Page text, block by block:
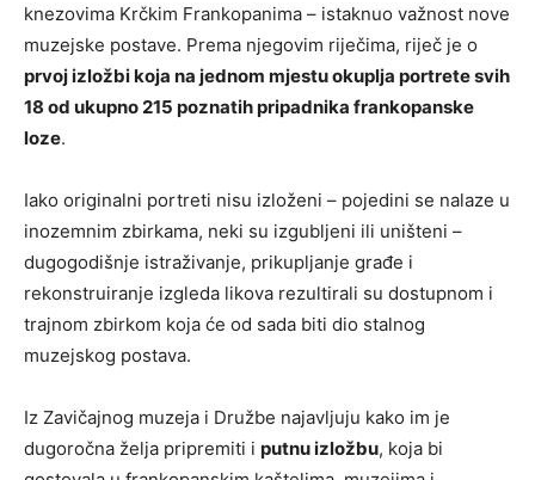
knezovima Krčkim Frankopanima – istaknuo važnost nove
muzejske postave. Prema njegovim riječima, riječ je o
prvoj izložbi koja na jednom mjestu okuplja portrete svih
18 od ukupno 215 poznatih pripadnika frankopanske
loze.
Iako originalni portreti nisu izloženi – pojedini se nalaze u
inozemnim zbirkama, neki su izgubljeni ili uništeni –
dugogodišnje istraživanje, prikupljanje građe i
rekonstruiranje izgleda likova rezultirali su dostupnom i
trajnom zbirkom koja će od sada biti dio stalnog
muzejskog postava.
Iz Zavičajnog muzeja i Družbe najavljuju kako im je
dugoročna želja pripremiti i putnu izložbu, koja bi